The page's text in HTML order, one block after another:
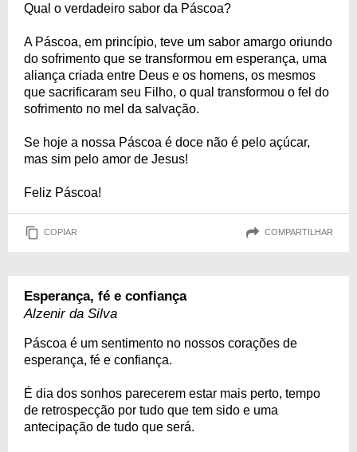
Qual o verdadeiro sabor da Páscoa?
A Páscoa, em princípio, teve um sabor amargo oriundo
do sofrimento que se transformou em esperança, uma
aliança criada entre Deus e os homens, os mesmos
que sacrificaram seu Filho, o qual transformou o fel do
sofrimento no mel da salvação.
Se hoje a nossa Páscoa é doce não é pelo açúcar,
mas sim pelo amor de Jesus!
Feliz Páscoa!
COPIAR COMPARTILHAR
Esperança, fé e confiança
Alzenir da Silva
Páscoa é um sentimento no nossos corações de
esperança, fé e confiança.
É dia dos sonhos parecerem estar mais perto, tempo
de retrospecção por tudo que tem sido e uma
antecipação de tudo que será.